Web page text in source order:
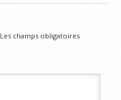
Les champs obligatoires